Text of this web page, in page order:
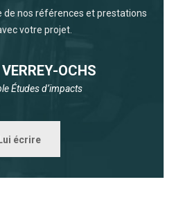
de nos références et prestations
votre projet.
OCHS
Études d’impacts
Lui écrire